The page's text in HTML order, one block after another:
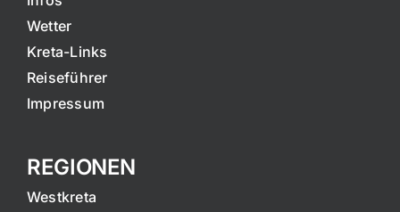
Wetter
Kreta-Links
Reiseführer
Impressum
REGIONEN
Westkreta